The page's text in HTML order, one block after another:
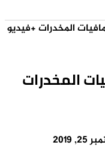
المخدرات +فيديو
المخدرات
2019